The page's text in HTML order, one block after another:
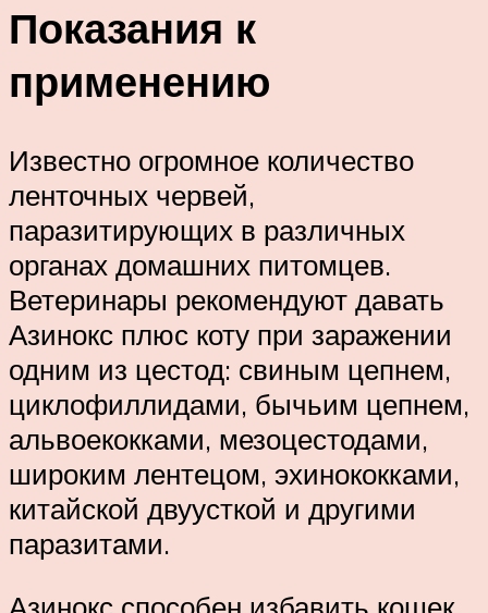
Показания к
применению
Известно огромное количество
ленточных червей,
паразитирующих в различных
органах домашних питомцев.
Ветеринары рекомендуют давать
Азинокс плюс коту при заражении
одним из цестод: свиным цепнем,
циклофиллидами, бычьим цепнем,
альвоекокками, мезоцестодами,
широким лентецом, эхинококками,
китайской двуусткой и другими
паразитами.
Азинокс способен избавить кошек